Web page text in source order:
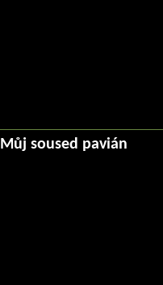
Můj soused pavián